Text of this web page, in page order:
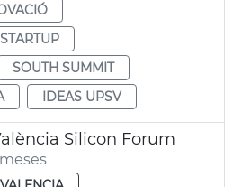
STARTUP
SOUTH SUMMIT
IDEAS UPSV
Silicon Forum